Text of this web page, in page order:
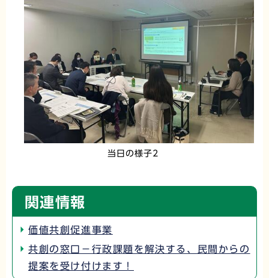
当日の様子2
関連情報
価値共創促進事業
共創の窓口－行政課題を解決する、民間からの
提案を受け付けます！